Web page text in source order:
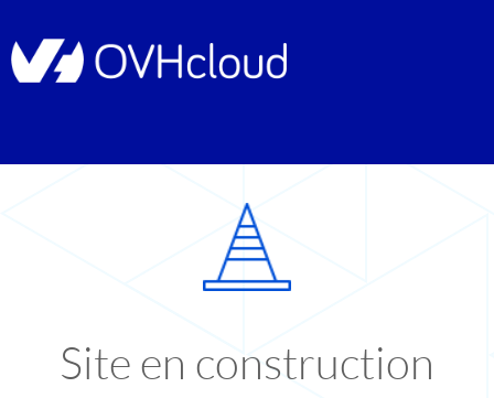
Site en construction